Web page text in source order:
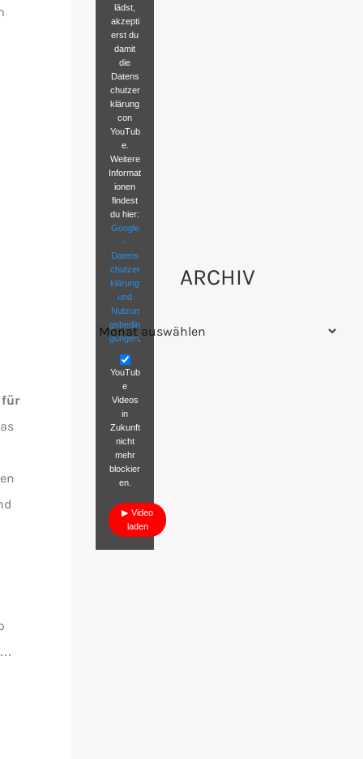
für
lädst,
akzepti
erst du
damit
die
Datens
chutzer
klärung
con
YouTub
e.
Weitere
Informat
ionen
findest
du hier:
Google
-
Datens
chutzer
klärung
und
Nutzun
gsbedin
gungen.
YouTub
e
Videos
in
Zukunft
nicht
mehr
blockier
en.
Video
laden
ARCHIV
Archiv